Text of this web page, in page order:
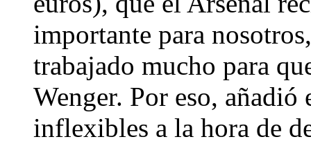
importante para
trabajado mucho para
Wenger. Por eso, añadió
inflexibles a la hora de